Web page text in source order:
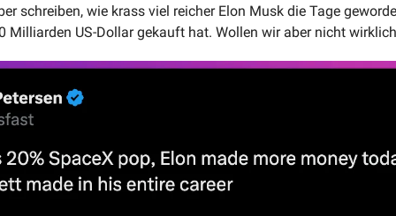
schreiben, wie krass viel reicher Elon Musk die Tage
Milliarden US-Dollar gekauft hat. Wollen wir aber nicht